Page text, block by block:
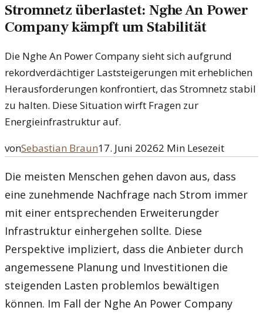
Stromnetz überlastet: Nghe An Power
Company kämpft um Stabilität
Die Nghe An Power Company sieht sich aufgrund
rekordverdächtiger Laststeigerungen mit erheblichen
Herausforderungen konfrontiert, das Stromnetz stabil
zu halten. Diese Situation wirft Fragen zur
Energieinfrastruktur auf.
vonSebastian Braun17. Juni 20262 Min Lesezeit
Die meisten Menschen gehen davon aus, dass
eine zunehmende Nachfrage nach Strom immer
mit einer entsprechenden Erweiterungder
Infrastruktur einhergehen sollte. Diese
Perspektive impliziert, dass die Anbieter durch
angemessene Planung und Investitionen die
steigenden Lasten problemlos bewältigen
können. Im Fall der Nghe An Power Company